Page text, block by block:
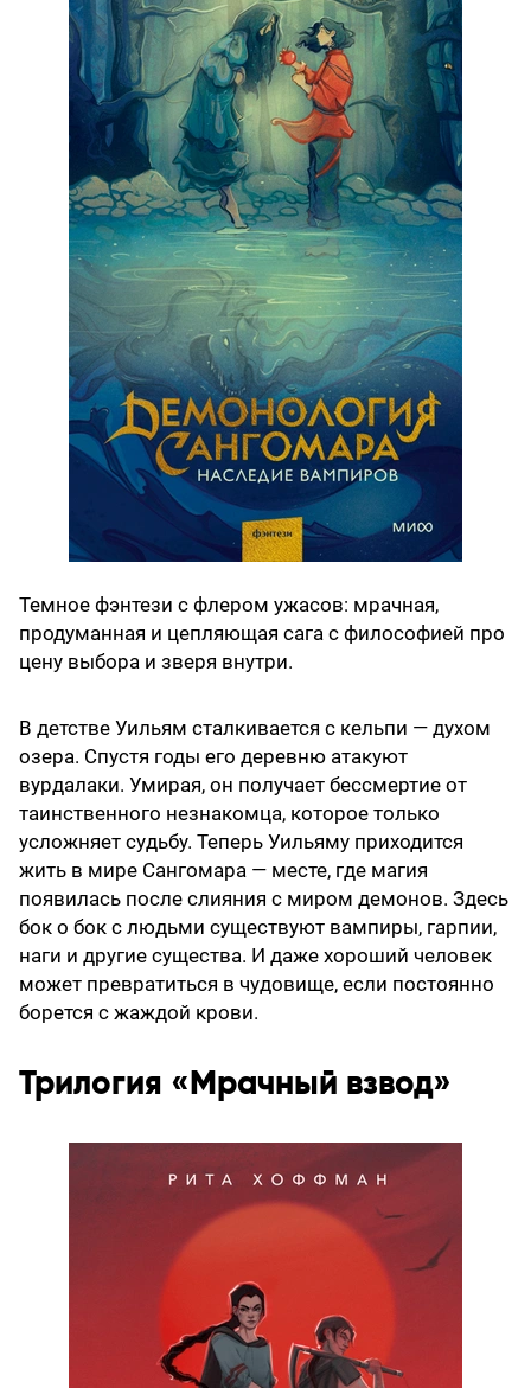
Темное фэнтези с флером ужасов: мрачная,
продуманная и цепляющая сага с философией про
цену выбора и зверя внутри.
В детстве Уильям сталкивается с кельпи — духом
озера. Спустя годы его деревню атакуют
вурдалаки. Умирая, он получает бессмертие от
таинственного незнакомца, которое только
усложняет судьбу. Теперь Уильяму приходится
жить в мире Сангомара — месте, где магия
появилась после слияния с миром демонов. Здесь
бок о бок с людьми существуют вампиры, гарпии,
наги и другие существа. И даже хороший человек
может превратиться в чудовище, если постоянно
борется с жаждой крови.
Трилогия «Мрачный взвод»